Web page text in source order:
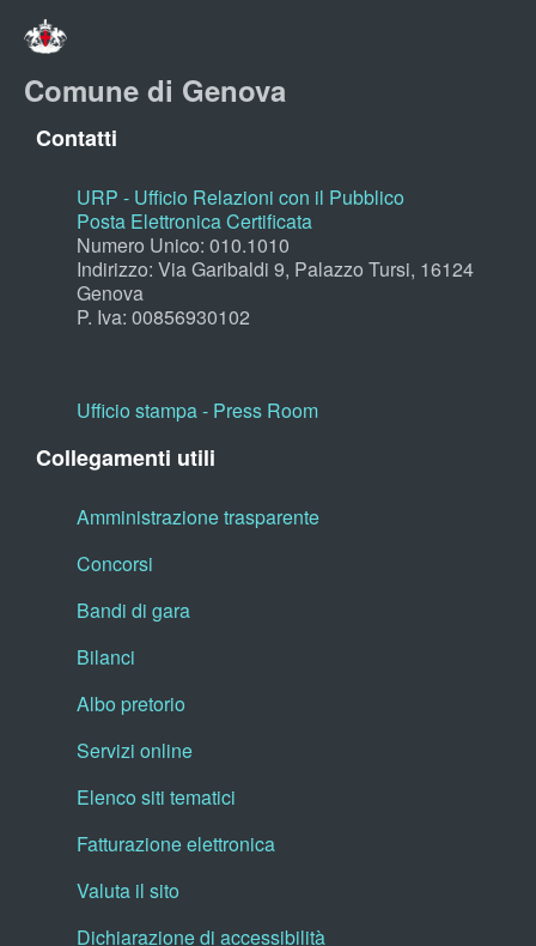
Comune di Genova
Contatti
URP - Ufficio Relazioni con il Pubblico
Posta Elettronica Certificata
Numero Unico: 010.1010
Indirizzo: Via Garibaldi 9, Palazzo Tursi, 16124
Genova
P. Iva: 00856930102
Ufficio stampa - Press Room
Collegamenti utili
Amministrazione trasparente
Concorsi
Bandi di gara
Bilanci
Albo pretorio
Servizi online
Elenco siti tematici
Fatturazione elettronica
Valuta il sito
Dichiarazione di accessibilità